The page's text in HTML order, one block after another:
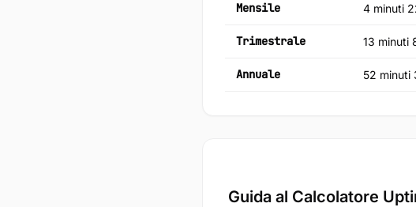
Mensile 4 minuti
Trimestrale 13 minuti
Annuale 52 minuti
Guida al Calcolatore